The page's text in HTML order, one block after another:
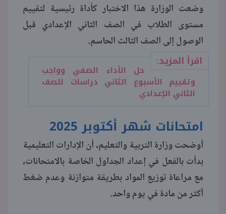
وضعت الوزارة هذا الاختبار كأداة رئيسية لتقييم
مستوى الطلاب في الصف الثاني الإعدادي قبل
الوصول إلى الصف الثالث الحاسم.
اقرأ المزيد:
حل الأداء الصفي وواجب
وتقييم الأسبوع الثاني دراسات للصف
الثاني الإعدادي
امتحانات شهر أكتوبر 2025
أوضحت وزارة التربية والتعليم، أن الإدارات التعليمية
بدأت بالفعل في إعداد الجداول الخاصة بالامتحانات،
مع مراعاة توزيع المواد بطريقة متوازنة وعدم ضغط
أكثر من مادة في يوم واحد.